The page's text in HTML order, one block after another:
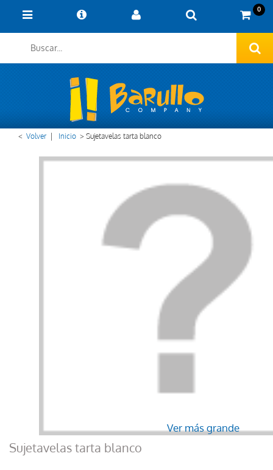
0
< Volver Inicio >Sujetavelas tarta blanco
Ver más grande
Sujetavelas tarta blanco